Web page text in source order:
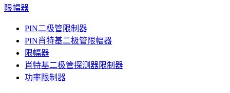
限幅器
PIN二极管限制器
PIN肖特基二极管限幅器
限幅器
肖特基二极管探测器限制器
功率限制器